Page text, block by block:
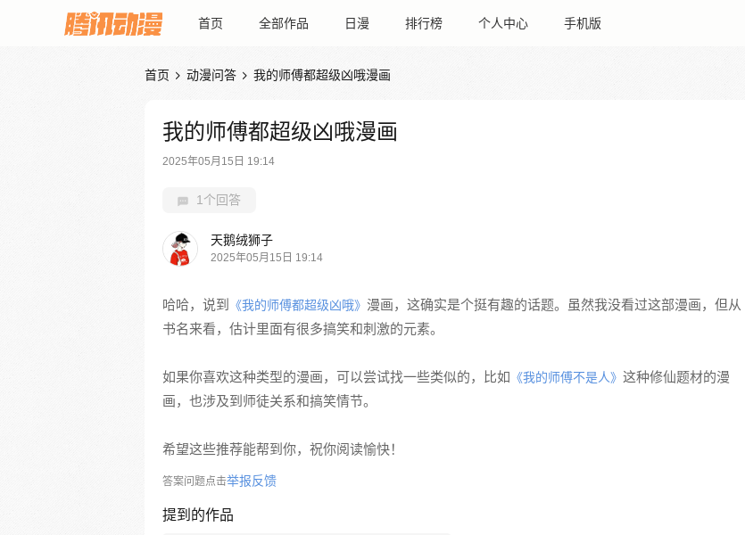
首页 全部作品 日漫 排行榜 个人中心 手机版
首页  动漫问答  我的师傅都超级凶哦漫画
我的师傅都超级凶哦漫画
2025年05月15日 19:14
1个回答
天鹅绒狮子
2025年05月15日 19:14
哈哈，说到 《我的师傅都超级凶哦》 漫画，这确实是个挺有趣的话题。虽然我没看过这部漫画，但从
书名来看，估计里面有很多搞笑和刺激的元素。
如果你喜欢这种类型的漫画，可以尝试找一些类似的，比如 《我的师傅不是人》 这种修仙题材的漫
画，也涉及到师徒关系和搞笑情节。
希望这些推荐能帮到你，祝你阅读愉快！
答案问题点击举报反馈
提到的作品